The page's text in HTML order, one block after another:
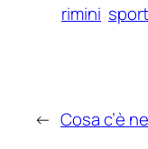
rimini sport
← Cosa c’è